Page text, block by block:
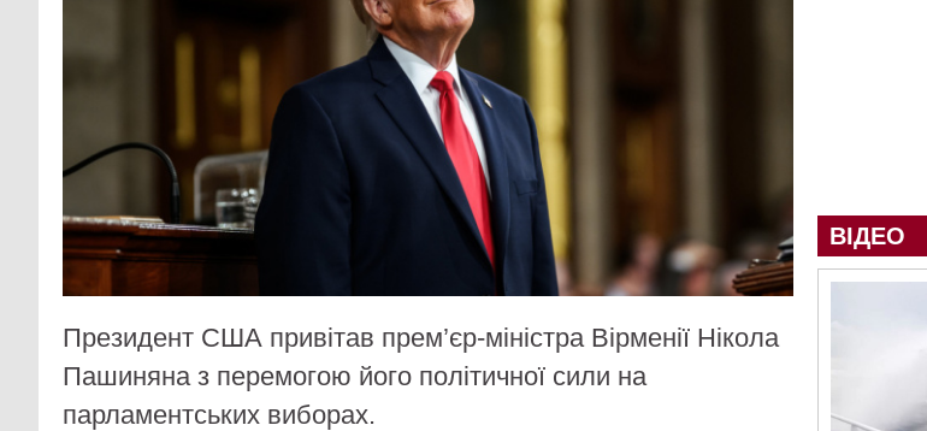
Президент США привітав прем’єр-міністра Вірменії Нікола
Пашиняна з перемогою його політичної сили на
парламентських виборах.
ВІДЕО